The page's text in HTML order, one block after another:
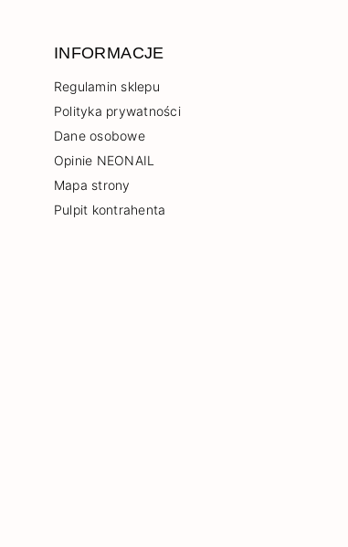
INFORMACJE
Regulamin sklepu
Polityka prywatności
Dane osobowe
Opinie NEONAIL
Mapa strony
Pulpit kontrahenta